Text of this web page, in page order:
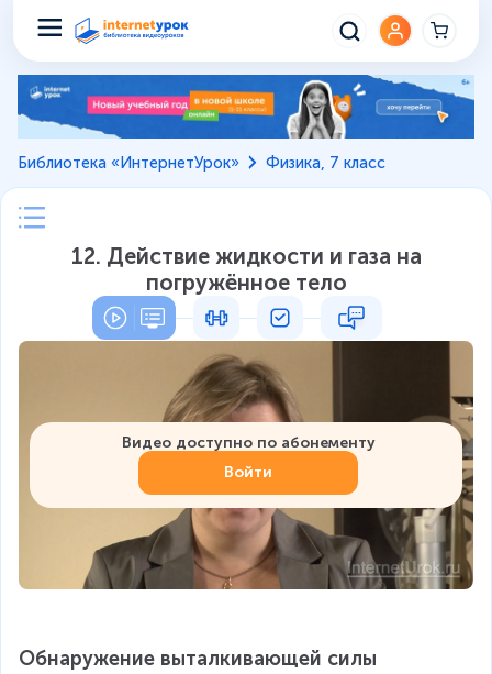
Библиотека «ИнтернетУрок» Физика, 7 класс
12. Действие жидкости и газа на
погружённое тело
Видео доступно по абонементу
Войти
Обнаружение выталкивающей силы